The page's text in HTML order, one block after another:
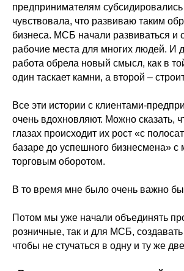
предпринимателям субсидировались
чувствовала, что развиваю таким
бизнеса. МСБ начали развиваться и
рабочие места для многих людей. И
работа обрела новый смысл, как в
один таскает камни, а второй –
Все эти истории с клиентами-
очень вдохновляют. Можно сказать,
глазах происходит их рост «с
базаре до успешного бизнесмена»
торговым оборотом.
В то время мне было очень важно
Потом мы уже начали объединять
розничные, так и для МСБ,
чтобы не стучаться в одну и ту же